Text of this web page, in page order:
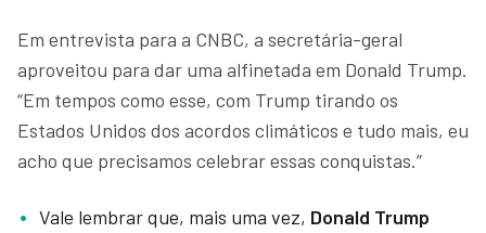
Em entrevista para a CNBC, a secretária-geral
aproveitou para dar uma alfinetada em Donald Trump.
“Em tempos como esse, com Trump tirando os
Estados Unidos dos acordos climáticos e tudo mais, eu
acho que precisamos celebrar essas conquistas.”
Vale lembrar que, mais uma vez, Donald Trump